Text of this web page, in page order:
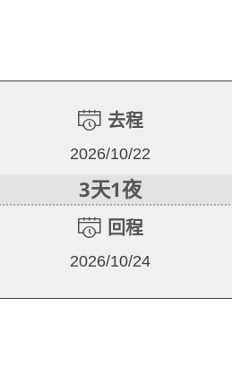
去程
2026/10/22
3天1夜
回程
2026/10/24